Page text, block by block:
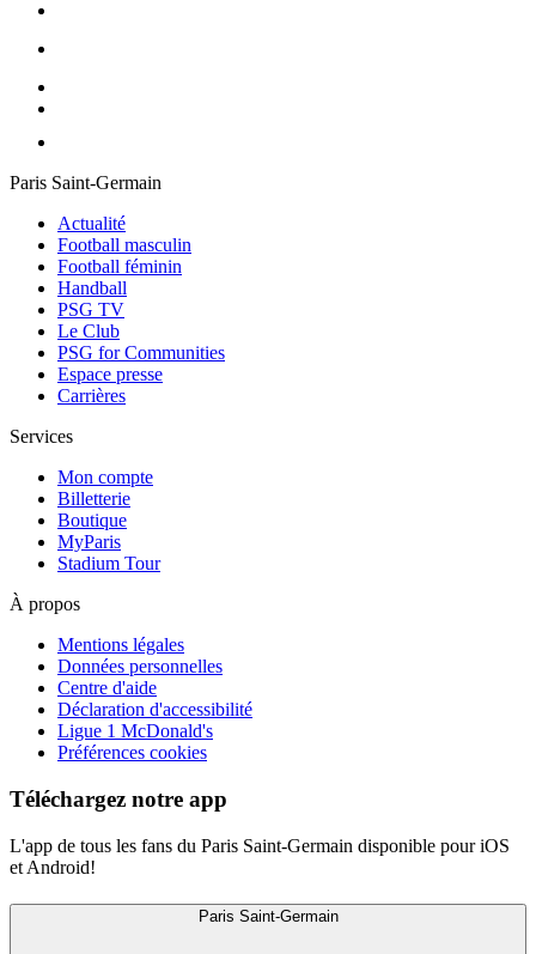
Paris Saint-Germain
Actualité
Football masculin
Football féminin
Handball
PSG TV
Le Club
PSG for Communities
Espace presse
Carrières
Services
Mon compte
Billetterie
Boutique
MyParis
Stadium Tour
À propos
Mentions légales
Données personnelles
Centre d'aide
Déclaration d'accessibilité
Ligue 1 McDonald's
Préférences cookies
Téléchargez notre app
L'app de tous les fans du Paris Saint-Germain disponible pour iOS
et Android!
Paris Saint-Germain